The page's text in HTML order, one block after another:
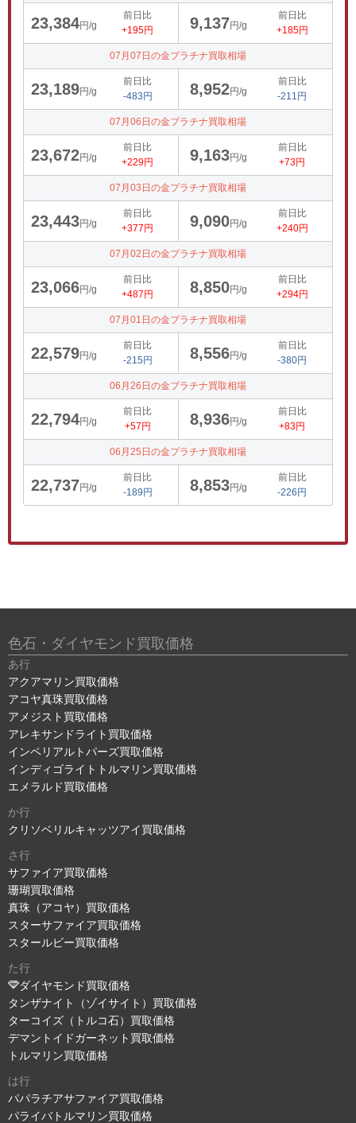
23,384円/g
前日比
+195円
9,137円/g
前日比
+185円
07月07日の金プラチナ買取相場
23,189円/g
前日比
-483円
8,952円/g
前日比
-211円
07月06日の金プラチナ買取相場
23,672円/g
前日比
+229円
9,163円/g
前日比
+73円
07月03日の金プラチナ買取相場
23,443円/g
前日比
+377円
9,090円/g
前日比
+240円
07月02日の金プラチナ買取相場
23,066円/g
前日比
+487円
8,850円/g
前日比
+294円
07月01日の金プラチナ買取相場
22,579円/g
前日比
-215円
8,556円/g
前日比
-380円
06月26日の金プラチナ買取相場
22,794円/g
前日比
+57円
8,936円/g
前日比
+83円
06月25日の金プラチナ買取相場
22,737円/g
前日比
-189円
8,853円/g
前日比
-226円
色石・ダイヤモンド買取価格
あ行
アクアマリン買取価格
アコヤ真珠買取価格
アメジスト買取価格
アレキサンドライト買取価格
インペリアルトパーズ買取価格
インディゴライトトルマリン買取価格
エメラルド買取価格
か行
クリソベリルキャッツアイ買取価格
さ行
サファイア買取価格
珊瑚買取価格
真珠（アコヤ）買取価格
スターサファイア買取価格
スタールビー買取価格
た行
ダイヤモンド買取価格
タンザナイト（ゾイサイト）買取価格
ターコイズ（トルコ石）買取価格
デマントイドガーネット買取価格
トルマリン買取価格
は行
パパラチアサファイア買取価格
パライバトルマリン買取価格